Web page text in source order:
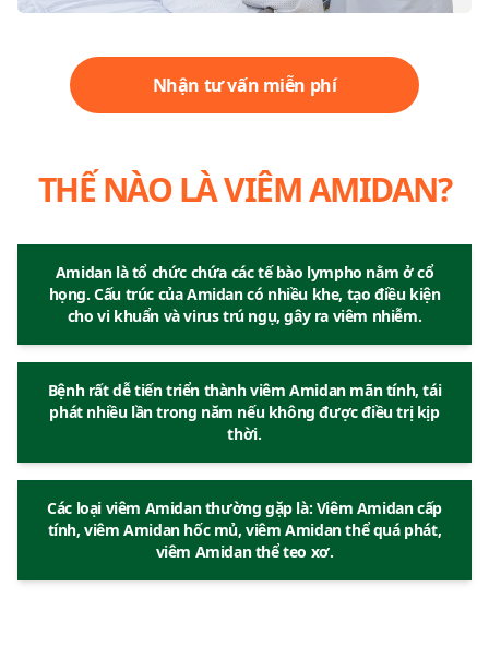
Nhận tư vấn miễn phí
THẾ NÀO LÀ VIÊM AMIDAN?
Amidan là tổ chức chứa các tế bào lympho nằm ở cổ
họng. Cấu trúc của Amidan có nhiều khe, tạo điều kiện
cho vi khuẩn và virus trú ngụ, gây ra viêm nhiễm.
Bệnh rất dễ tiến triển thành viêm Amidan mãn tính, tái
phát nhiều lần trong năm nếu không được điều trị kịp
thời.
Các loại viêm Amidan thường gặp là: Viêm Amidan cấp
tính, viêm Amidan hốc mủ, viêm Amidan thể quá phát,
viêm Amidan thể teo xơ.